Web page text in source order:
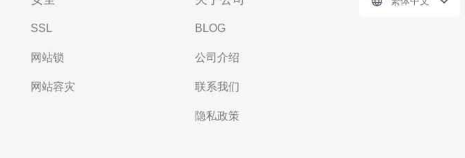
SSL
网站锁
网站容灾
BLOG
公司介绍
联系我们
隐私政策